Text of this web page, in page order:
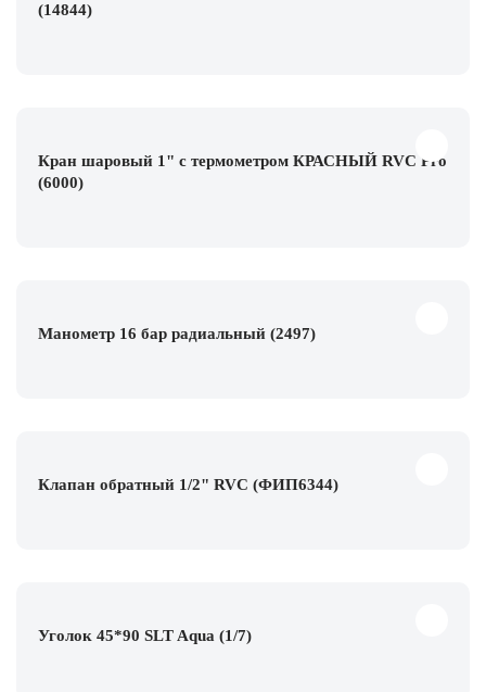
(14844)
Кран шаровый 1" с термометром КРАСНЫЙ RVC Pro
(6000)
Манометр 16 бар радиальный (2497)
Клапан обратный 1/2" RVC (ФИП6344)
Уголок 45*90 SLT Aqua (1/7)